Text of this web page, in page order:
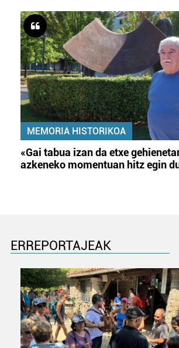
MEMORIA HISTORIKOA
«Gai tabua izan da etxe
azkeneko momentuan hitz egin
ERREPORTAJEAK